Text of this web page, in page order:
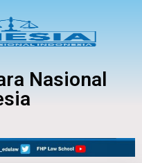
Nasional